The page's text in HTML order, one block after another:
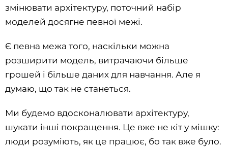
змінювати архітектуру, поточний набір
моделей досягне певної межі.
Є певна межа того, наскільки можна
розширити модель, витрачаючи більше
грошей і більше даних для навчання. Але я
думаю, що так не станеться.
Ми будемо вдосконалювати архітектуру,
шукати інші покращення. Це вже не кіт у мішку:
люди розуміють, як це працює, бо так вже було.